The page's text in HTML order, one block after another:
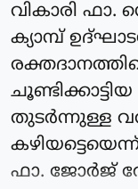
വികാരി ഫാ.
ക്യാമ്പ്
തുടർന്നുള്ള
ഫാ. ജോർജ്